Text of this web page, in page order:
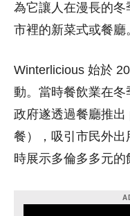
為它讓人在漫長的
市裡的新菜式或餐廳
Winterlicious 始於
動。當時餐飲業在
政府遂透過餐廳推
餐），吸引市民外出
時展示多倫多多元的